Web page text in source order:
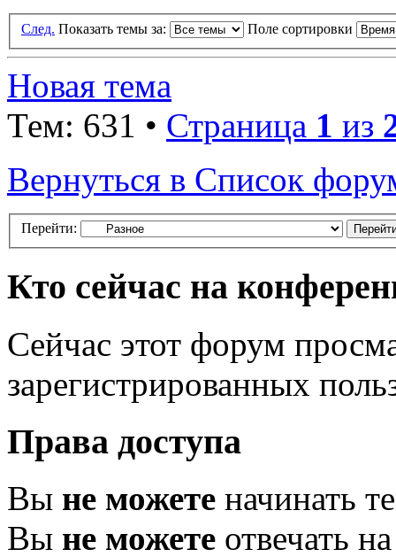
След. Показать темы за: Поле сортировки
Новая тема
Тем: 631 • Страница 1 из
Вернуться в Список
Перейти:
Кто сейчас на
Сейчас этот форум
зарегистрированных
Права доступа
Вы не можете начинать
Вы не можете отвечать